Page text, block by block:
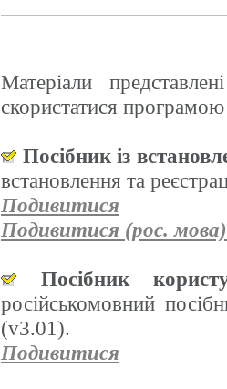
Матеріали
скористатися
Посібник із
встановлення та
Подивитися
Подивитися (рос. мова)
Посібник
російськомовний
(v3.01).
Подивитися